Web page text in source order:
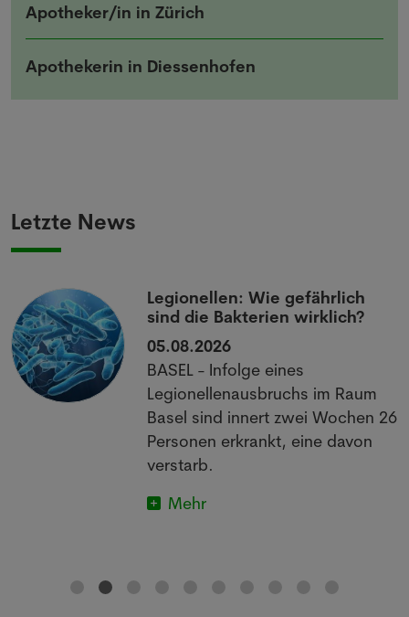
Apotheker/in in Zürich
Apothekerin in Diessenhofen
Letzte News
Legionellen: Wie gefährlich
sind die Bakterien wirklich?
05.08.2026
BASEL - Infolge eines
Legionellenausbruchs im Raum
Basel sind innert zwei Wochen 26
Personen erkrankt, eine davon
verstarb.
Mehr